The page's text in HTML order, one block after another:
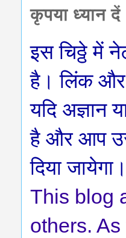
कृपया ध्यान
इस चिठ्ठे में
है। लिंक और
यदि अज्ञान
है और आप उसे
दिया जायेगा।
This blog
others.